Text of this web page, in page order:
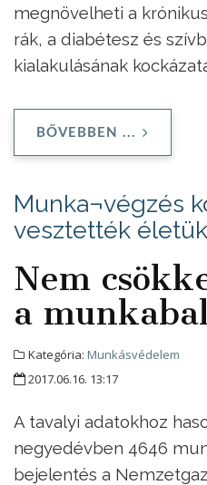
megnövelheti a
rák, a diabétesz és
kialakulásának
BŐVEBBEN ...
Munka¬végzés
vesztették
Nem
a
Kategória: Munkásvédelem
2017.06.16. 13:17
A tavalyi adatokhoz
negyedévben 4646
bejelentés a